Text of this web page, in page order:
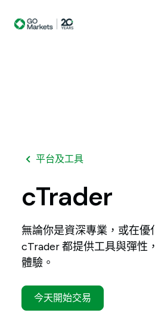
平台及工具
cTrader
無論你是資深專業，或在優
cTrader 都提供工具與彈性
體驗。
今天開始交易